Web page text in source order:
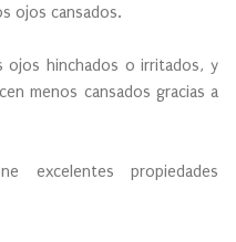
ojos cansados.
ojos hinchados o irritados, y
menos cansados gracias a
excelentes propiedades